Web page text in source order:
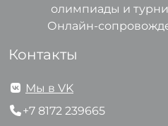
олимпиады и
Онлайн-
Контакты
Мы в VK
+7 8172 239665